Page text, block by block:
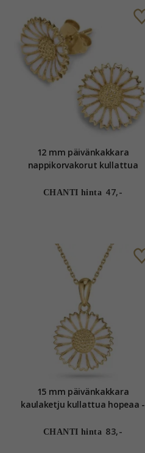
12 mm päivänkakkara
nappikorvakorut kullattua
CHANTI hinta 47,-
15 mm päivänkakkara
kaulaketju kullattua hopeaa -
CHANTI hinta 83,-